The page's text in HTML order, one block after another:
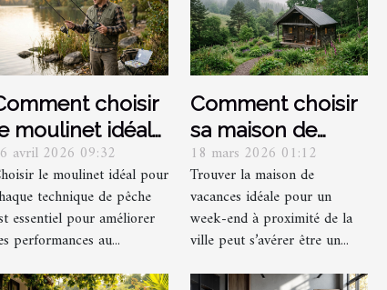
choisir
moulinet idéal
différentes
de
?
avril 2026 09:32
le moulinet idéal pour
technique de pêche
essentiel pour améliorer
performances au...
Comment choisir
sa maison de
vacances pour un
week-end proche
de la ville ?
18 mars 2026 01:12
Trouver la maison de
vacances idéale pour un
week-end à proximité de la
ville peut s’avérer être un...